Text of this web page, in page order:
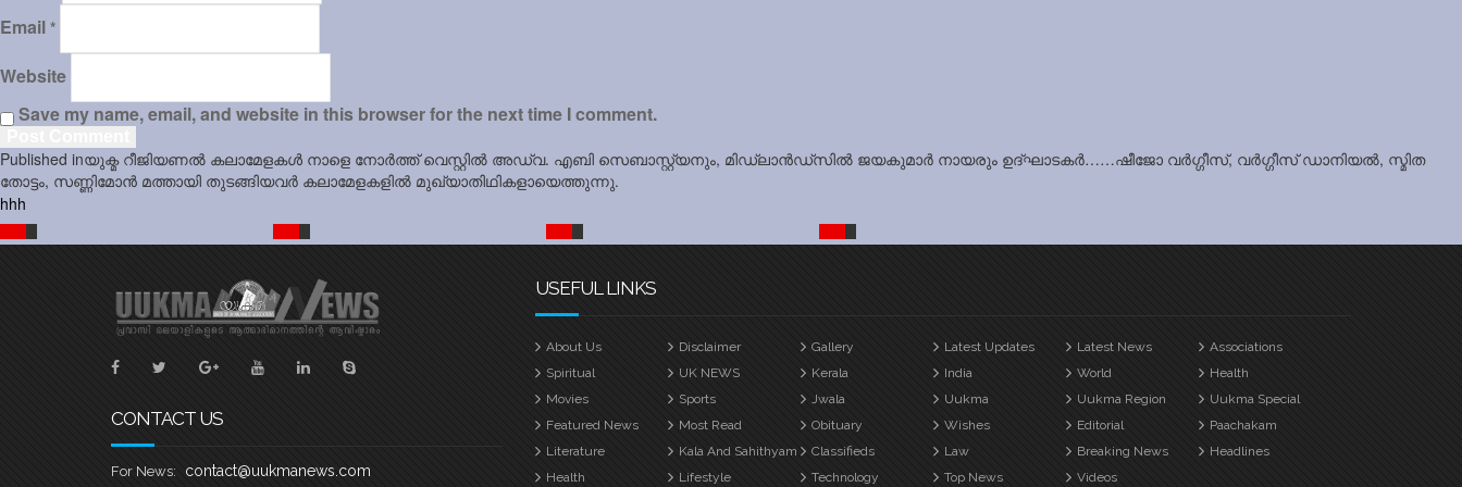
Email *
Website
Save my name, email, and website in this browser for the next time I comment.
Post
navigation
Published inയുക്മ റീജിയണൽ കലാമേളകൾ നാളെ നോർത്ത് വെസ്റ്റിൽ അഡ്വ. എബി സെബാസ്റ്റ്യനും, മിഡ്ലാൻഡ്സിൽ ജയകുമാർ നായരും ഉദ്ഘാടകർ……ഷീജോ വർഗ്ഗീസ്, വർഗ്ഗീസ് ഡാനിയൽ, സ്മിത
തോട്ടം, സണ്ണിമോൻ മത്തായി തുടങ്ങിയവർ കലാമേളകളിൽ മുഖ്യാതിഥികളായെത്തുന്നു.
hhh
CONTACT US
For News:
contact@uukmanews.com
USEFUL LINKS
About Us Disclaimer Gallery Latest Updates Latest News
Associations
Spiritual
UK NEWS Kerala India World
Health
Movies
Sports Jwala Uukma Uukma Region
Uukma Special
Featured News
Most Read Obituary Wishes Editorial
Paachakam
Literature
Kala And Sahithyam Classifieds Law Breaking News
Headlines
Health
Lifestyle Technology Top News Videos